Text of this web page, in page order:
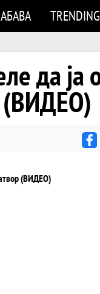
TRENDING
да ја
(ВИДЕО)